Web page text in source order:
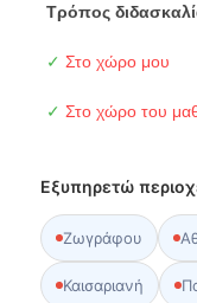
Τρόπος
✓ Στο χώρο μου
✓ Στο χώρο του
Εξυπηρετώ
Ζωγράφου
Καισαριανή